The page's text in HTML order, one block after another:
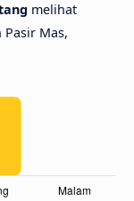
melihat
Mas,